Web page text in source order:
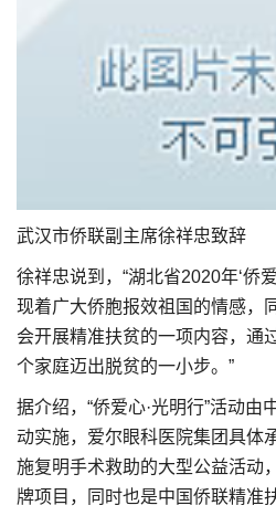
武汉市侨联副主席徐祥忠致辞
徐祥忠说到，“湖北省2020年‘侨
现着广大侨胞报效祖国的情感，
会开展精准扶贫的一项内容，通
个家庭迈出脱贫的一小步。”
据介绍，“侨爱心·光明行”活动
动实施，爱尔眼科医院集团具体
施复明手术救助的大型公益活动
牌项目，同时也是中国侨联精准